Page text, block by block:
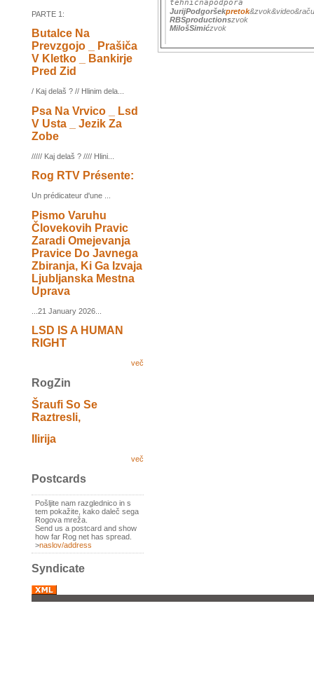
PARTE 1:
Butalce Na
Prevzgojo _ Prašiča
V Kletko _ Bankirje
Pred Zid
/ Kaj delaš ? // Hlinim dela...
Psa Na Vrvico _ Lsd
V Usta _ Jezik Za
Zobe
///// Kaj delaš ? //// Hlini...
Rog RTV Présente:
Un prédicateur d'une ...
Pismo Varuhu
Človekovih Pravic
Zaradi Omejevanja
Pravice Do Javnega
Zbiranja, Ki Ga Izvaja
Ljubljanska Mestna
Uprava
...21 January 2026...
LSD IS A HUMAN
RIGHT
več
RogZin
Šraufi So Se
Raztresli,
Ilirija
več
Postcards
Pošljite nam razglednico in s
tem pokažite, kako daleč sega
Rogova mreža.
Send us a postcard and show
how far Rog net has spread.
>naslov/address
Syndicate
tehničnapodpora
JurijPodgoršekpretok
RBSproductionszvok
MilošSimićzvok